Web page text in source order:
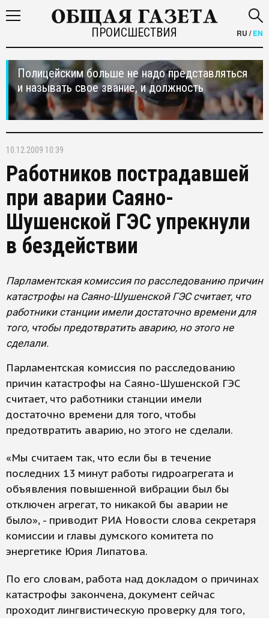
ПРОИСШЕСТВИЯ RU /EN
Полицейским больше не надо представляться
и называть свое звание, и должность
10.12.2009 10:39
Работников пострадавшей
при аварии Саяно-
Шушенской ГЭС упрекнули
в бездействии
Парламентская комиссия по расследованию причин
катастрофы на Саяно-Шушенской ГЭС считает, что
работники станции имели достаточно времени для
того, чтобы предотвратить аварию, но этого не
сделали.
Парламентская комиссия по расследованию
причин катастрофы на Саяно-Шушенской ГЭС
считает, что работники станции имели
достаточно времени для того, чтобы
предотвратить аварию, но этого не сделали.
«Мы считаем так, что если бы в течение
последних 13 минут работы гидроагрегата и
объявления повышенной вибрации был бы
отключен агрегат, то никакой бы аварии не
было», - приводит РИА Новости слова секретаря
комиссии и главы думского комитета по
энергетике Юрия Липатова.
По его словам, работа над докладом о причинах
катастрофы закончена, документ сейчас
проходит лингвистическую проверку для того,